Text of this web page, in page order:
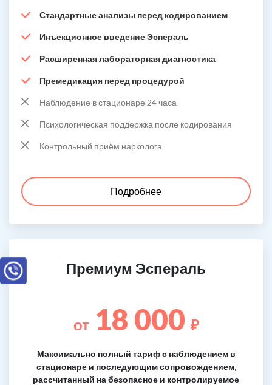
Стандартные анализы перед кодированием
Инъекционное введение Эспераль
Расширенная лабораторная диагностика
Премедикация перед процедурой
Наблюдение в стационаре 24 часа
Психологическая поддержка после кодирования
Контрольный приём нарколога
Подробнее
Премиум Эспераль
от 18 000 ₽
Максимально полный тариф с наблюдением в
стационаре и последующим сопровождением,
рассчитанный на безопасное и контролируемое